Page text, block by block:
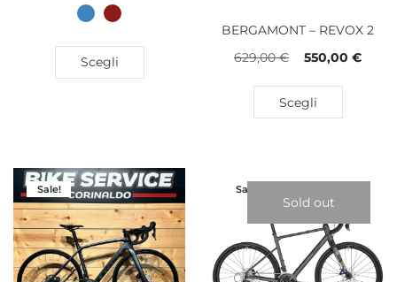
Scegli
BERGAMONT – REVOX 2
629,00€ 550,00 €
Scegli
Sale! Sale!
Sold out